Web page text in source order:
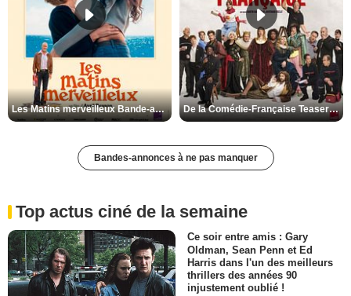
Les Matins merveilleux Bande-annonce VF De la Comédie-Française Teaser VF
Bandes-annonces à ne pas manquer
Top actus ciné de la semaine
Ce soir entre amis : Gary
Oldman, Sean Penn et Ed
Harris dans l'un des meilleurs
thrillers des années 90
injustement oublié !